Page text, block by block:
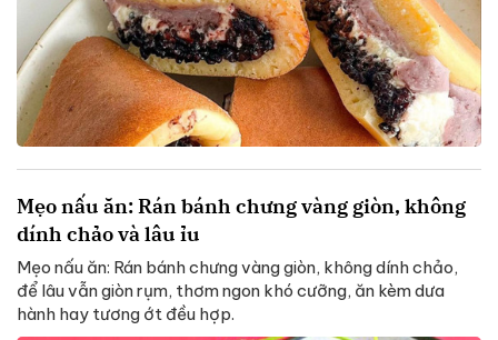
Mẹo nấu ăn: Rán bánh chưng vàng giòn, không
dính chảo và lâu ỉu
Mẹo nấu ăn: Rán bánh chưng vàng giòn, không dính chảo,
để lâu vẫn giòn rụm, thơm ngon khó cưỡng, ăn kèm dưa
hành hay tương ớt đều hợp.